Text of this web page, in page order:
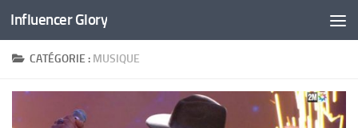
Skip to content
Influencer Glory
CATÉGORIE : MUSIQUE